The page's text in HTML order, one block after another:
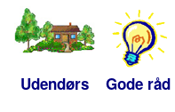
Udendørs Gode råd